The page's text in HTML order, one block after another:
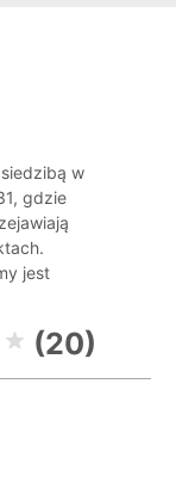
w
gdzie
jest
(20)